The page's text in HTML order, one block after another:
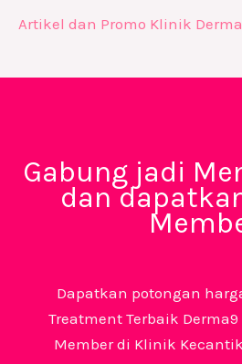
Artikel dan Promo Klinik
Gabung jadi
dan
Dapatkan potongan
Treatment Terbaik
Member di Klinik